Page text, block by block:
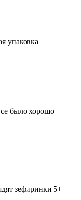
упаковка
было хорошо
зефиринки 5+